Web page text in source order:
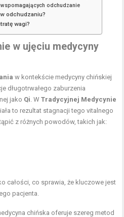
odchudzanie
odchudzaniu?
wagi?
w ujęciu medycyny
w kontekście medycyny chińskiej
długotrwałego zaburzenia
jako Qi . WTradycyjnej Medycynie
to rezultat stagnacji tego vitalnego
z różnych powodów, takich jak:
całości, co sprawia, że kluczowe jest
pacjenta.
chińska oferuje szereg metod